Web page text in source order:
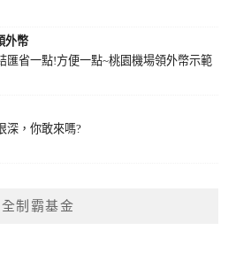
外幣
匯省一點!方便一點~桃園機場領外幣示範
深，你敢來嗎?
全制霸基金